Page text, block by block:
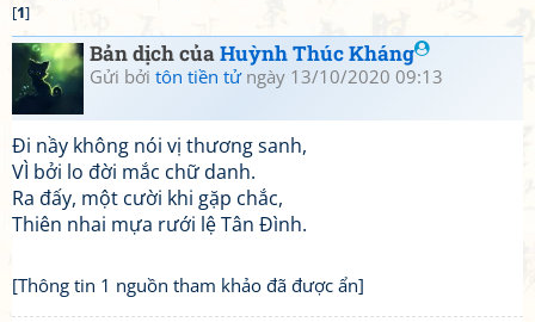
[1]
Bản dịch củaHuỳnh Thúc Kháng
Gửi bởi tôn tiền tửngày 13/10/2020 09:13
Đi nầy không nói vị thương sanh,
VÌ bởi lo đời mắc chữ danh.
Ra đấy, một cười khi gặp chắc,
Thiên nhai mựa rưới lệ Tân Đình.
[Thông tin 1 nguồn tham khảo đã được ẩn]